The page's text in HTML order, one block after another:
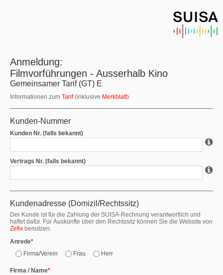
Anmeldung:
Filmvorführungen - Ausserhalb Kino
Gemeinsamer Tarif (GT) E
Informationen zum Tarif(inklusive Merkblatt)
Kunden-Nummer
Kunden Nr. (falls bekannt)
Vertrags Nr. (falls bekannt)
Kundenadresse (Domizil/Rechtssitz)
Der Kunde ist für die Zahlung der SUISA-Rechnung verantwortlich und
haftet dafür. Für Auskünfte über den Rechtssitz können Sie die Website von
Zefix benutzen.
Anrede*
Firma/Verein
Frau Herr
Firma / Name*